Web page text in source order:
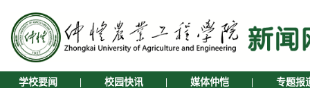
学校要闻 校园快讯 媒体仲恺 专题报